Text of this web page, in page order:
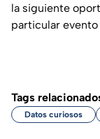
la siguiente
particular
Tags
Datos curiosos